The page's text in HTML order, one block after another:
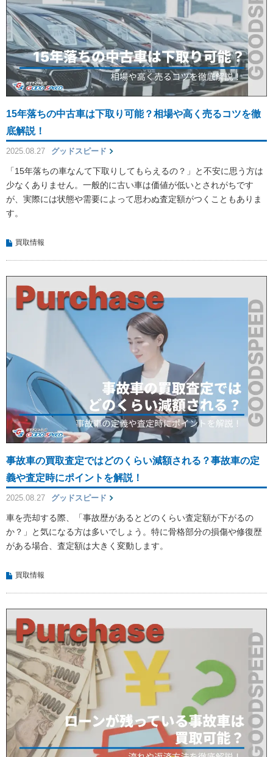
15年落ちの中古車は下取り可能？相場や高く売るコツを徹
底解説！
2025.08.27 グッドスピード
「15年落ちの車なんて下取りしてもらえるの？」と不安に思う方は
少なくありません。一般的に古い車は価値が低いとされがちです
が、実際には状態や需要によって思わぬ査定額がつくこともありま
す。
買取情報
事故車の買取査定ではどのくらい減額される？事故車の定
義や査定時にポイントを解説！
2025.08.27 グッドスピード
車を売却する際、「事故歴があるとどのくらい査定額が下がるの
か？」と気になる方は多いでしょう。特に骨格部分の損傷や修復歴
がある場合、査定額は大きく変動します。
買取情報